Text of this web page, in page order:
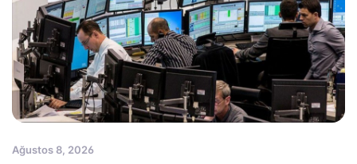
Ağustos 8, 2026